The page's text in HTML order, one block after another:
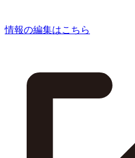
情報の編集はこちら